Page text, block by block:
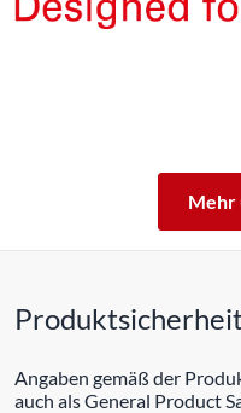
Mehr
Produktsicherheit
Angaben gemäß der
auch als General Product